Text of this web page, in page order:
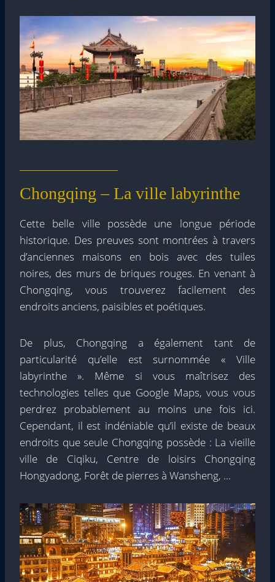
Chongqing – La ville labyrinthe
Cette belle ville possède une longue période
historique. Des preuves sont montrées à travers
d’anciennes maisons en bois avec des tuiles
noires, des murs de briques rouges. En venant à
Chongqing, vous trouverez facilement des
endroits anciens, paisibles et poétiques.
De plus, Chongqing a également tant de
particularité qu’elle est surnommée « Ville
labyrinthe ». Même si vous maîtrisez des
technologies telles que Google Maps, vous vous
perdrez probablement au moins une fois ici.
Cependant, il est indéniable qu’il existe de beaux
endroits que seule Chongqing possède : La vieille
ville de Ciqiku, Centre de loisirs Chongqing
Hongyadong, Forêt de pierres à Wansheng, …